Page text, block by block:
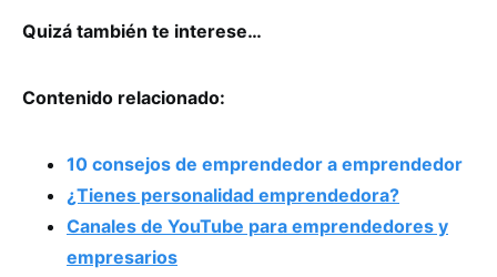
Quizá también te interese…
Contenido relacionado:
10 consejos de emprendedor a emprendedor
¿Tienes personalidad emprendedora?
Canales de YouTube para emprendedores y
empresarios